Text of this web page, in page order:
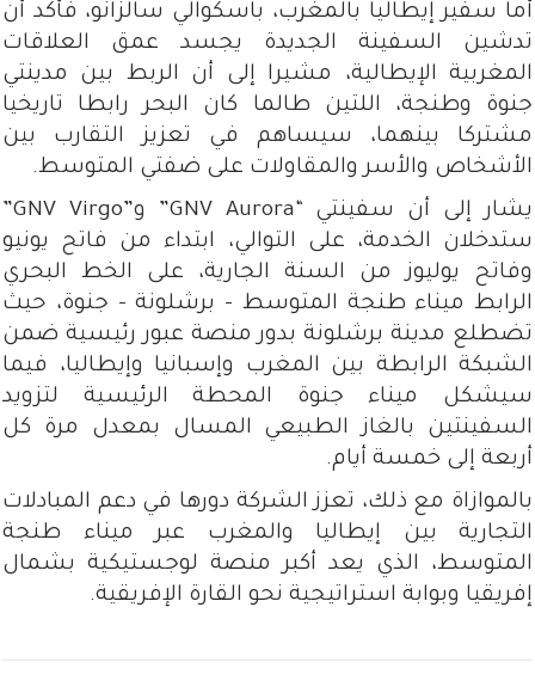
أما سفير إيطاليا بالمغرب، باسكوالي سالزانو، فأكد أن
تدشين السفينة الجديدة يجسد عمق العلاقات
المغربية الإيطالية، مشيرا إلى أن الربط بين مدينتي
جنوة وطنجة، اللتين طالما كان البحر رابطا تاريخيا
مشتركا بينهما، سيساهم في تعزيز التقارب بين
الأشخاص والأسر والمقاولات على ضفتي المتوسط.
يشار إلى أن سفينتي “GNV Aurora” و”GNV Virgo”
ستدخلان الخدمة، على التوالي، ابتداء من فاتح يونيو
وفاتح يوليوز من السنة الجارية، على الخط البحري
الرابط ميناء طنجة المتوسط – برشلونة – جنوة، حيث
تضطلع مدينة برشلونة بدور منصة عبور رئيسية ضمن
الشبكة الرابطة بين المغرب وإسبانيا وإيطاليا، فيما
سيشكل ميناء جنوة المحطة الرئيسية لتزويد
السفينتين بالغاز الطبيعي المسال بمعدل مرة كل
أربعة إلى خمسة أيام.
بالموازاة مع ذلك، تعزز الشركة دورها في دعم المبادلات
التجارية بين إيطاليا والمغرب عبر ميناء طنجة
المتوسط، الذي يعد أكبر منصة لوجستيكية بشمال
إفريقيا وبوابة استراتيجية نحو القارة الإفريقية.